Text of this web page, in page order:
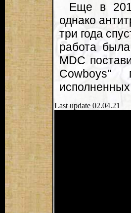
Еще в
однако
три года
работа
MDC
Cowboys"
Last update 02.04.21